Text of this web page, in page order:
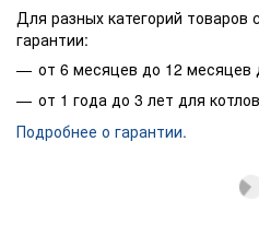
Для разных категорий
гарантии:
от 6 месяцев до 12 месяцев
от 1 года до 3 лет для
Подробнее о гарантии.